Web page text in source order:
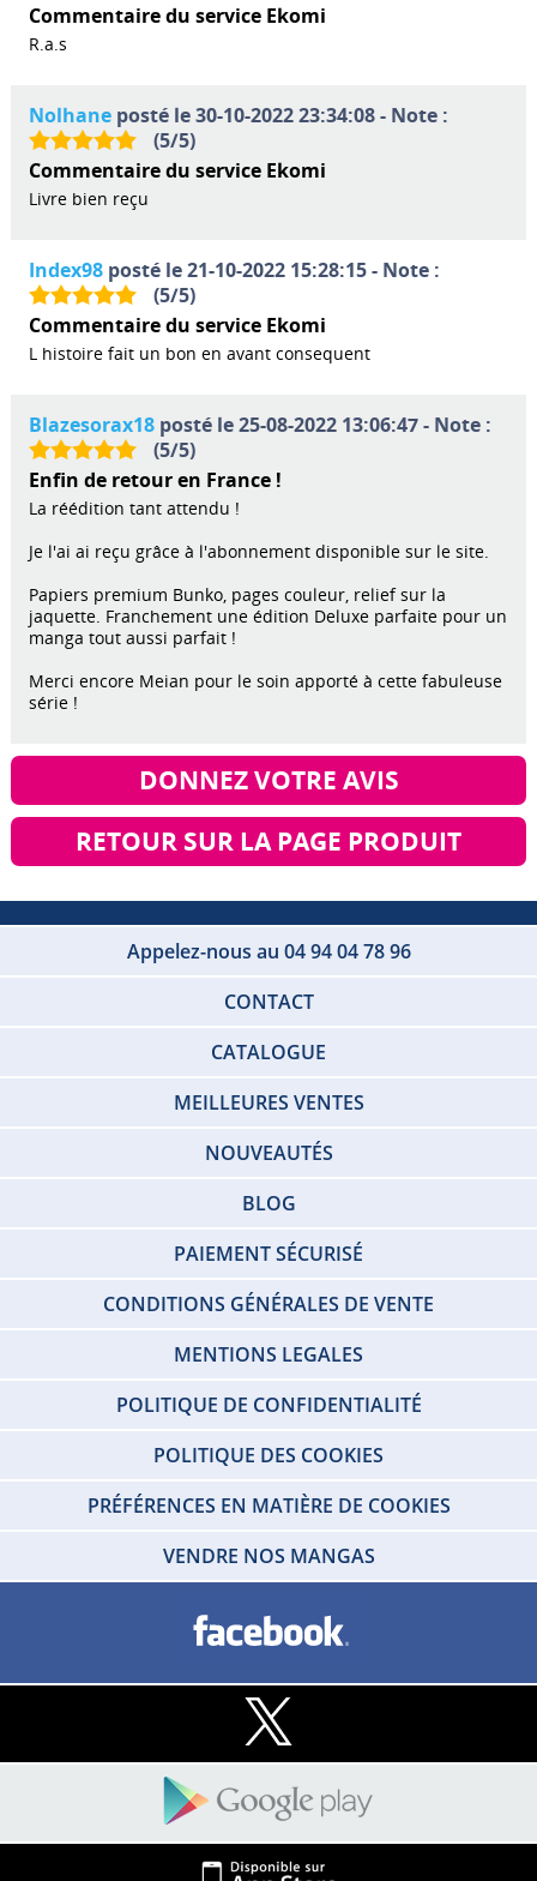
Commentaire du service Ekomi
R.a.s
Nolhaneposté le 30-10-2022 23:34:08 - Note :
(5/5)
Commentaire du service Ekomi
Livre bien reçu
Index98posté le 21-10-2022 15:28:15 - Note :
(5/5)
Commentaire du service Ekomi
L histoire fait un bon en avant consequent
Blazesorax18posté le 25-08-2022 13:06:47 - Note :
(5/5)
Enfin de retour en France !
La réédition tant attendu !
Je l'ai ai reçu grâce à l'abonnement disponible sur le site.
Papiers premium Bunko, pages couleur, relief sur la
jaquette. Franchement une édition Deluxe parfaite pour un
manga tout aussi parfait !
Merci encore Meian pour le soin apporté à cette fabuleuse
série !
DONNEZ VOTRE AVIS
RETOUR SUR LA PAGE PRODUIT
Appelez-nous au 04 94 04 78 96
CONTACT
CATALOGUE
MEILLEURES VENTES
NOUVEAUTÉS
BLOG
PAIEMENT SÉCURISÉ
CONDITIONS GÉNÉRALES DE VENTE
MENTIONS LEGALES
POLITIQUE DE CONFIDENTIALITÉ
POLITIQUE DES COOKIES
PRÉFÉRENCES EN MATIÈRE DE COOKIES
VENDRE NOS MANGAS